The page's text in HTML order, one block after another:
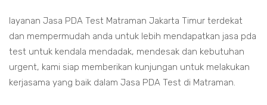
layanan Jasa PDA Test Matraman Jakarta Timur terdekat
dan mempermudah anda untuk lebih mendapatkan jasa pda
test untuk kendala mendadak, mendesak dan kebutuhan
urgent, kami siap memberikan kunjungan untuk melakukan
kerjasama yang baik dalam Jasa PDA Test di Matraman.